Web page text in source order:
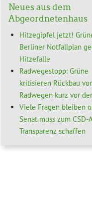
Neues aus dem
Abgeordnetenhaus
Hitzegipfel jetzt!
Berliner Notfallplan
Hitzefalle
Radwegestopp: Grüne
kritisieren Rückbau
Radwegen kurz vor
Viele Fragen bleiben
Senat muss zum CSD-
Transparenz schaffen